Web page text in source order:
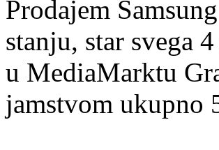
Prodajem
stanju, star svega
u MediaMarktu
jamstvom ukupno